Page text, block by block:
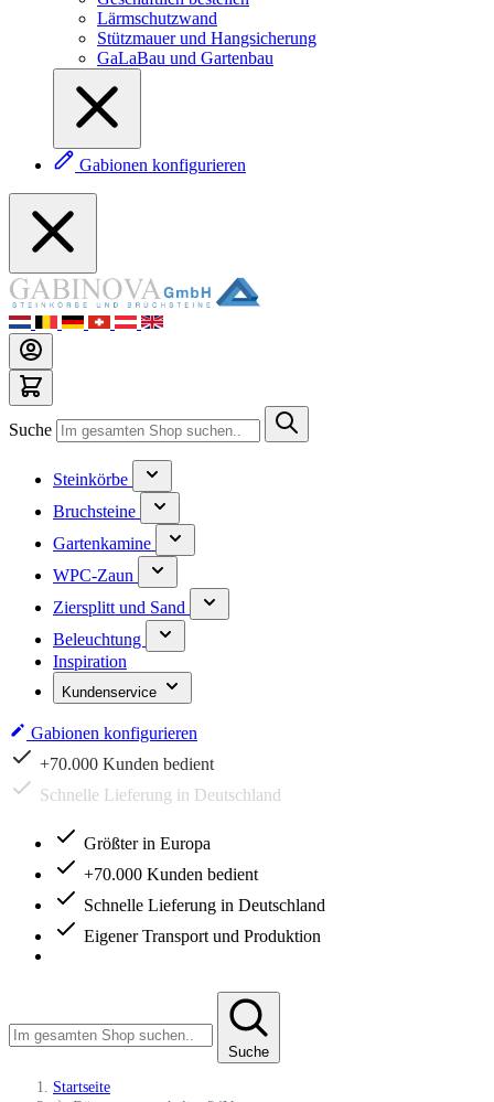
Lärmschutzwand
Stützmauer und Hangsicherung
GaLaBau und Gartenbau
Gabionen konfigurieren
Suche
Steinkörbe
Bruchsteine
Gartenkamine
WPC-Zaun
Ziersplitt und Sand
Beleuchtung
Inspiration
Kundenservice
Gabionen konfigurieren
Schnelle Lieferung in Deutschland
+70.000 Kunden bedient
Schnelle Lieferung in Deutschland
Eigener Transport und Produktion
Suche